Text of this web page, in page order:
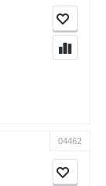
04462